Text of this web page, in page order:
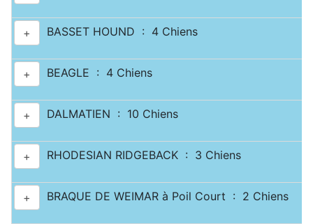
+ BASSET HOUND : 4 Chiens
+ BEAGLE : 4 Chiens
+ DALMATIEN : 10 Chiens
+ RHODESIAN RIDGEBACK : 3 Chiens
+ BRAQUE DE WEIMAR à Poil Court : 2 Chiens